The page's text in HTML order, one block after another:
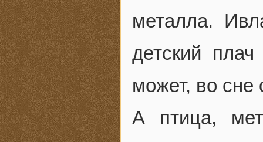
металла.
детский
может, во сне
А птица,